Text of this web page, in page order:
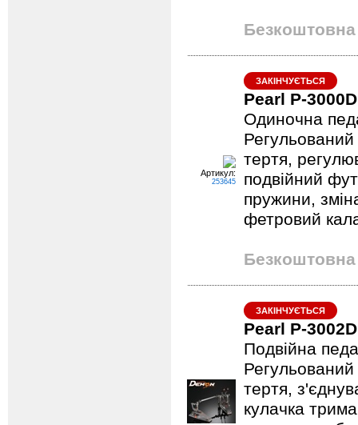
Безкоштовна
Артикул:
253645
ЗАКІНЧУЄТЬСЯ
Pearl P-3000D
Одиночна
тертя,
подвійний
пружини,
фетровий
Безкоштовна
ЗАКІНЧУЄТЬСЯ
Pearl P-3002D
Подвійна
тертя,
кулачка